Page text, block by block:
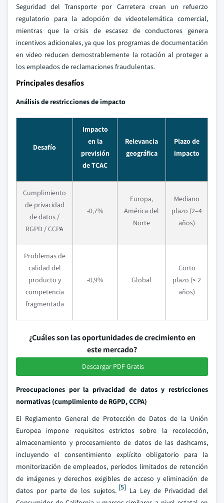
Seguridad del Transporte por Carretera crean un refuerzo
regulatorio para la adopción de videotelemática comercial,
mientras que la crisis de escasez de conductores genera
incentivos adicionales, ya que los programas de documentación
en video reducen demostrablemente la rotación al proteger a
los empleados de reclamaciones fraudulentas.
Principales desafíos
Análisis de restricciones de impacto
Desafío
Impacto
en la
previsión
de TCAC
Relevancia
geográfica
Plazo de
impacto
Cumplimiento
de privacidad
de datos /
RGPD / CCPA
-0,7%
Europa,
América del
Norte
Mediano
plazo (2–4
años)
Problemas de
calidad del
producto y
competencia
fragmentada
-0,9% Global
Corto
plazo (≤ 2
años)
¿Cuáles son las oportunidades de crecimiento en
este mercado?
Descargar PDF Gratis
Preocupaciones por la privacidad de datos y restricciones
normativas (cumplimiento de RGPD, CCPA)
El Reglamento General de Protección de Datos de la Unión
Europea impone requisitos estrictos sobre la recolección,
almacenamiento y procesamiento de datos de las dashcams,
incluyendo el consentimiento explícito obligatorio para la
monitorización de empleados, períodos limitados de retención
de imágenes y derechos exigibles de acceso y eliminación de
datos por parte de los sujetos. [5] La Ley de Privacidad del